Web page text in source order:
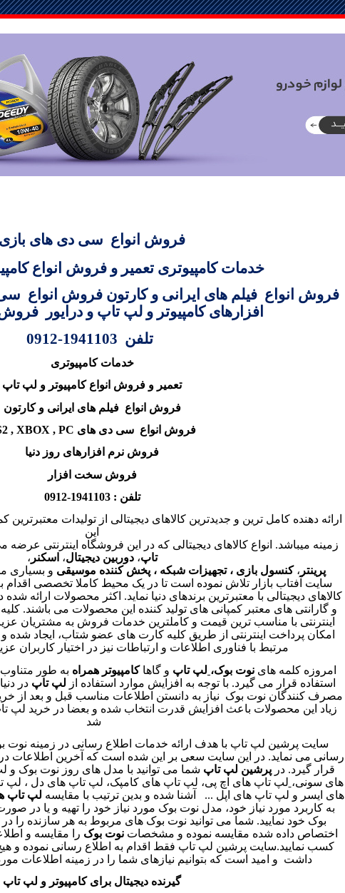
فروش انواع سی دی های بازی
خدمات کامپیوتری تعمیر و فروش انواع
فروش انواع فیلم های ایرانی و کارتون فروش انواع
افزارهای کامپیوتر و لپ تاپ و درایور
تلفن 1941103-0912
خدمات کامپیوتری
تعمیر و فروش انواع کامپیوتر و لپ تاپ
فروش انواع فیلم های ایرانی و کارتون
فروش انواع سی دی های , XBOX , PC
فروش نرم افزارهای روز دنیا
فروش سخت افزار
تلفن : 1941103-0912
ارائه دهنده کامل ترین و جدیدترین کالاهای دیجیتالی از تولیدات
این
زمینه میباشد. انواع کالاهای دیجیتالی که در این فروشگاه اینترنتی
تاپ،دوربین دیجیتال، اسکنر ،
پرینتر ،کنسول بازی ، تجهیزات شبکه ، پخش کننده موسیقی و بسیاری
سایت آفتاب بازار تلاش نموده است تا در یک محیط کاملا تخصصی اقدام
کالاهای دیجیتالی با معتبرترین برندهای دنیا نماید. اکثر محصولات ارائه
و گارانتی های معتبر کمپانی های تولید کننده این محصولات می باشند.
اینترنتی با مناسب ترین قیمت و کاملترین خدمات فروش به مشتریان
امکان پرداخت اینترنتی از طریق کلیه کارت های عضو شتاب، ایجاد شده و
مرتبط با فناوری اطلاعات و ارتباطات نیز در اختیار کاربران
امروزه کلمه های نوت بوک، لپ تاپ و گاهاکامپیوتر همراه به طور متناوب
استفاده قرار می گیرد. با توجه به افزایش موارد استفاده از لپ تاپ در
مصرف کنندگان نوت بوک نیاز به دانستن اطلاعات مناسب قبل و بعد از
زیاد این محصولات باعث افزایش قدرت انتخاب شده و بعضا در خرید لپ
شد
سایت پرشین لپ تاپ با هدف ارائه خدمات اطلاع رسانی در زمینه نوت
رسانی می نماید. در این سایت سعی بر این شده است که آخرین اطلاعات در
قرار گیرد. درپرشین لپ تاپ شما می توانید با مدل های روز نوت بوک و
های سونی، لپ تاپ های اچ پی، لپ تاپ های کامپک، لپ تاپ های دل ، لپ
های ایسر و لپ تاپ های اپل ... آشنا شده و بدین ترتیب با مقایسه لپ تاپ
به کاربرد مورد نیاز خود، مدل نوت بوک مورد نیاز خود را تهیه و یا در
بوک خود نمایید. شما می توانید نوت بوک های مربوط به هر سازنده را
اختصاص داده شده مقایسه نموده و مشخصات نوت بوک را مقایسه و
کسب نمایید.سایت پرشین لپ تاپ فقط اقدام به اطلاع رسانی نموده و
داشت و امید است که بتوانیم نیازهای شما را در زمینه اطلاعات
گیرنده دیجیتال برای کامپیوتر و لپ تاپ